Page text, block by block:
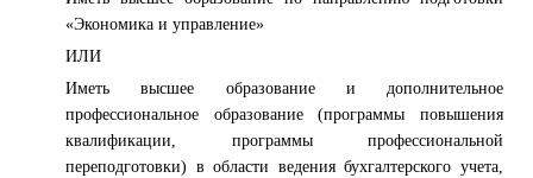
«Экономика и управление»
ИЛИ
Иметь высшее образование и дополнительное
профессиональное образование (программы повышения
квалификации, программы профессиональной
переподготовки) в области ведения бухгалтерского учета,